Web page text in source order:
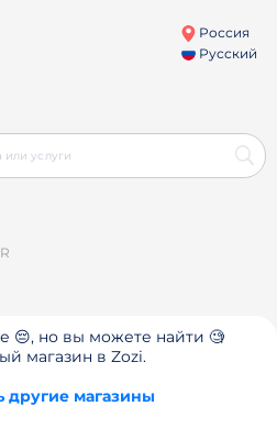
Россия
Русский
😔, но вы можете найти 🧐
магазин в Zozi.
другие магазины